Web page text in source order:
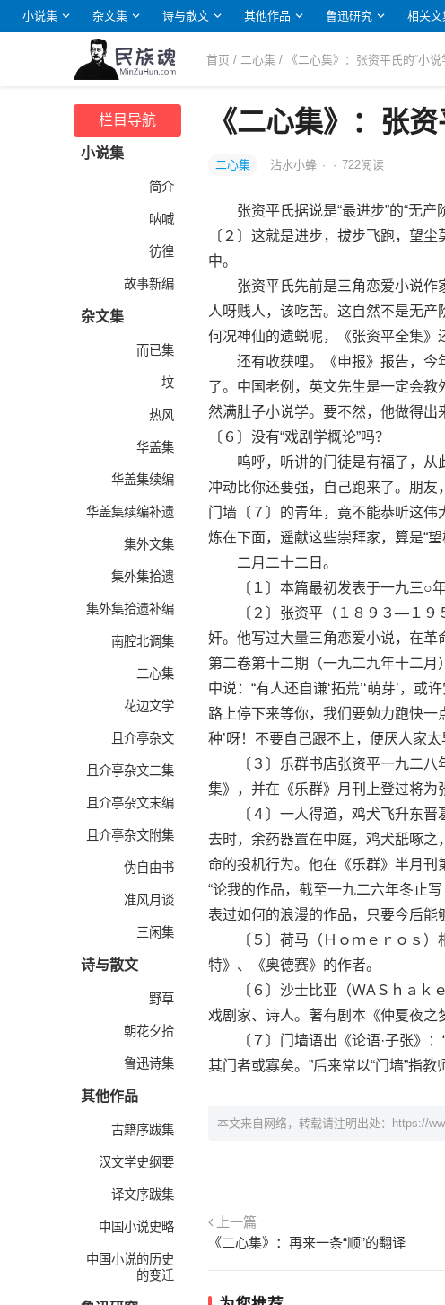
小说集 杂文集 诗与散文 其他作品 鲁迅研究 相关文
首页 /二心集 / 《二心集》：张资平氏的“小说
栏目导航
小说集
简介
呐喊
彷徨
故事新编
杂文集
而已集
坟
热风
华盖集
华盖集续编
华盖集续编补遗
集外文集
集外集拾遗
集外集拾遗补编
南腔北调集
二心集
花边文学
且介亭杂文
且介亭杂文二集
且介亭杂文末编
且介亭杂文附集
伪自由书
准风月谈
三闲集
诗与散文
野草
朝花夕拾
鲁迅诗集
其他作品
古籍序跋集
汉文学史纲要
译文序跋集
中国小说史略
中国小说的历史
的变迁
《二心集》：张
二心集 沾水小蜂 · · 722阅读
张资平氏据说是“最进步”的“无产阶
〔２〕这就是进步，拔步飞跑，望
中。
张资平氏先前是三角恋爱小说作
人呀贱人，该吃苦。这自然不是无产
何况神仙的遗蜕呢，《张资平全集》
还有收获哩。《申报》报告，今年
了。中国老例，英文先生是一定会
然满肚子小说学。要不然，他做得出
〔６〕没有“戏剧学概论”吗？
呜呼，听讲的门徒是有福了，从
冲动比你还要强，自己跑来了。朋友
门墙〔７〕的青年，竟不能恭听这伟
炼在下面，遥献这些崇拜家，算是“
二月二十二日。
〔１〕本篇最初发表于一九三○年
〔２〕张资平（１８９３—１９５
奸。他写过大量三角恋爱小说，在革
第二卷第十二期（一九二九年十二
中说：“有人还自谦‘拓荒’‘萌芽’，
路上停下来等你，我们要勉力跑快一
种’呀！不要自己跟不上，便厌人家
〔３〕乐群书店张资平一九二八
集》，并在《乐群》月刊上登过将为
〔４〕一人得道，鸡犬飞升东晋
去时，余药器置在中庭，鸡犬舐啄之
命的投机行为。他在《乐群》半月刊
“论我的作品，截至一九二六年冬止
表过如何的浪漫的作品，只要今后能
〔５〕荷马（Ｈｏｍｅｒｏｓ）
特》、《奥德赛》的作者。
〔６〕沙士比亚（ＷAＳｈａｋｅ
戏剧家、诗人。著有剧本《仲夏夜之
〔７〕门墙语出《论语·子张》：
其门者或寡矣。”后来常以“门墙”指教
本文来自网络，转载请注明出处： https://
上一篇
《二心集》：再来一条“顺”的翻译